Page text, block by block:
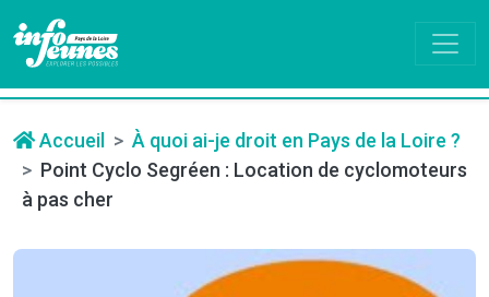
Accueil
À quoi ai-je droit en Pays de la Loire ?
Point Cyclo Segréen : Location de cyclomoteurs
à pas cher